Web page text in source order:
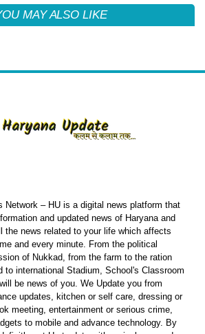
MAY ALSO LIKE
Network – HU is a digital news platform that
and updated news of Haryana and
the news related to your life which affects
and every minute. From the political
of Nukkad, from the farm to the ration
to international Stadium, School's Classroom
be news of you. We Update you from
updates, kitchen or self care, dressing or
meeting, entertainment or serious crime,
to mobile and advance technology. By